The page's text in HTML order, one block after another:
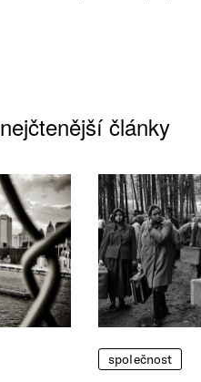
nejčtenější články
společnost